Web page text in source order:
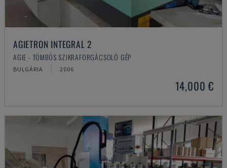
AGIETRON INTEGRAL 2
AGIE - TÖMBÖS SZIKRAFORGÁCSOLÓ GÉP
BULGÁRIA 2006
14,000 €